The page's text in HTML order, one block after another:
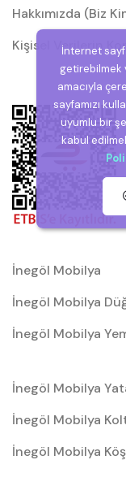
Hakkımızda (Biz
Kişisel Verilerin
İnegöl Mobilya
İnegöl Mobilya
İnegöl Mobilya
İnegöl Mobilya
İnegöl Mobilya
İnegöl Mobilya
İnternet
getirebilmek
amacıyla
sayfamızı
uyumlu bir
kabul